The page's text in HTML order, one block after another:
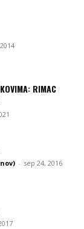
RIMAC
- sep 24, 2016